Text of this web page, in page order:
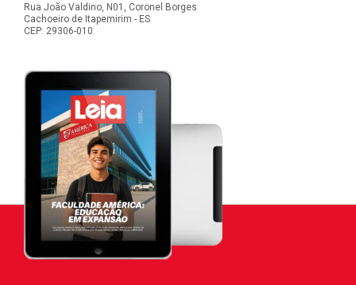
Rua João Valdino, N01, Coronel Borges
Cachoeiro de Itapemirim - ES
CEP: 29306-010